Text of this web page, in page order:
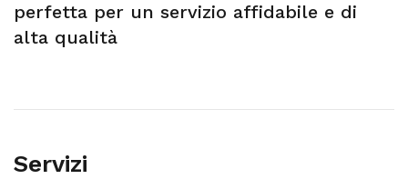
perfetta per un servizio affidabile e di
alta qualità
Servizi